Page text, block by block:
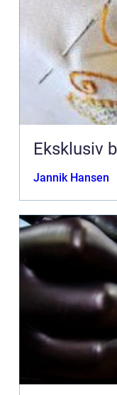
Eksklusiv
Jannik Hansen